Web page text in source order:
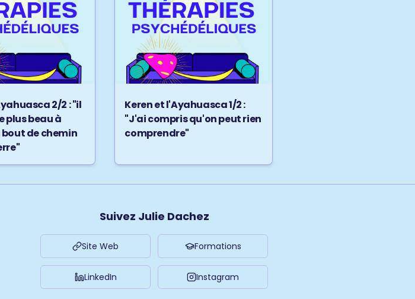
2/2 : "il
plus beau à
de chemin
Keren et l'Ayahuasca 1/2 :
"J'ai compris qu'on peut rien
comprendre"
Suivez Julie Dachez
Site Web Formations
LinkedIn Instagram